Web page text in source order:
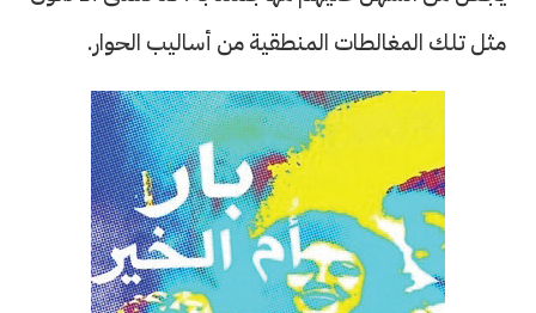
مثل تلك المغالطات المنطقية من أساليب الحوار.